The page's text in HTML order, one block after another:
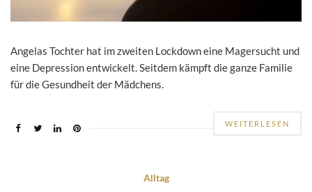
Angelas Tochter hat im zweiten Lockdown eine Magersucht und
eine Depression entwickelt. Seitdem kämpft die ganze Familie
für die Gesundheit der Mädchens.
WEITERLESEN
Alltag